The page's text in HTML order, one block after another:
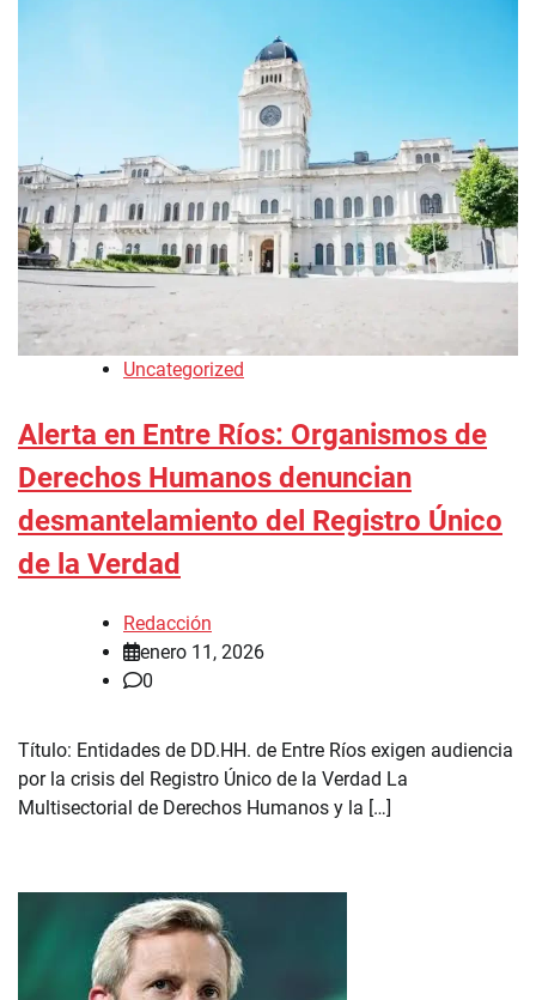
Uncategorized
Alerta en Entre Ríos: Organismos de
Derechos Humanos denuncian
desmantelamiento del Registro Único
de la Verdad
Redacción
enero 11, 2026
0
Título: Entidades de DD.HH. de Entre Ríos exigen audiencia
por la crisis del Registro Único de la Verdad La
Multisectorial de Derechos Humanos y la […]